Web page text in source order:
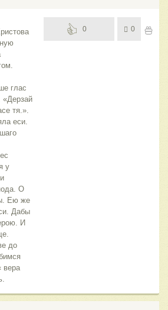
глас
«Дерзай
тя.».
еси.
у
О
Ею же
Дабы
И
до
вера
0 0